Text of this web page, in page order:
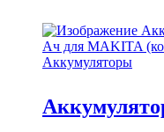
Аккумуляторы